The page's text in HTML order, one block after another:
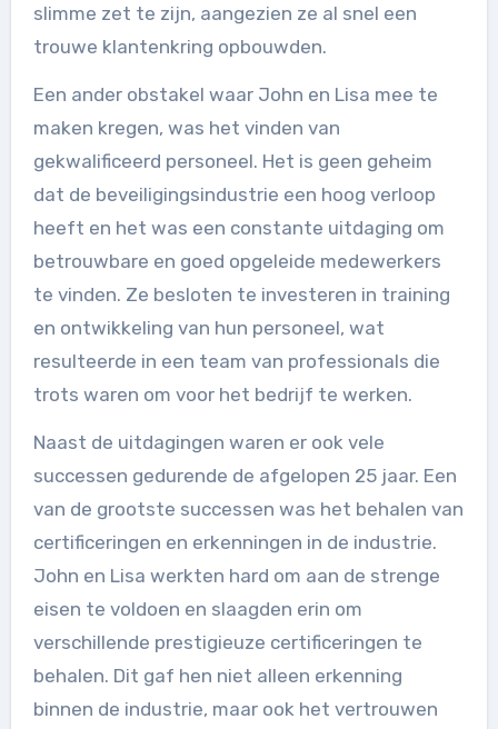
slimme zet te zijn, aangezien ze al snel een
trouwe klantenkring opbouwden.
Een ander obstakel waar John en Lisa mee te
maken kregen, was het vinden van
gekwalificeerd personeel. Het is geen geheim
dat de beveiligingsindustrie een hoog verloop
heeft en het was een constante uitdaging om
betrouwbare en goed opgeleide medewerkers
te vinden. Ze besloten te investeren in training
en ontwikkeling van hun personeel, wat
resulteerde in een team van professionals die
trots waren om voor het bedrijf te werken.
Naast de uitdagingen waren er ook vele
successen gedurende de afgelopen 25 jaar. Een
van de grootste successen was het behalen van
certificeringen en erkenningen in de industrie.
John en Lisa werkten hard om aan de strenge
eisen te voldoen en slaagden erin om
verschillende prestigieuze certificeringen te
behalen. Dit gaf hen niet alleen erkenning
binnen de industrie, maar ook het vertrouwen